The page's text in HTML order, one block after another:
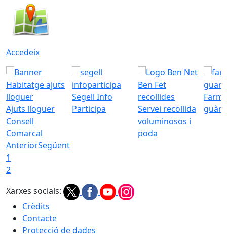
Accedeix
Ajuts lloguer
Consell
Comarcal
Segell Info
Participa
Servei recollida
voluminosos i
poda
AnteriorSegüent
1
2
Xarxes socials:
Crèdits
Contacte
Protecció de dades